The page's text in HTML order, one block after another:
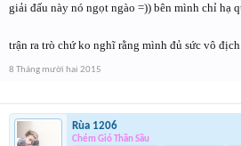
giải đấu này nó ngọt ngào =)) bên mình chỉ hạ
trận ra trò chứ ko nghĩ rằng mình đủ sức vô địch
8 Tháng mười hai 2015
Rùa 1206
Chém Gió Thần Sầu